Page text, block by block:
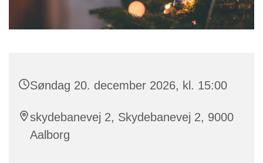
Søndag 20. december 2026, kl. 15:00
skydebanevej 2, Skydebanevej 2, 9000
Aalborg